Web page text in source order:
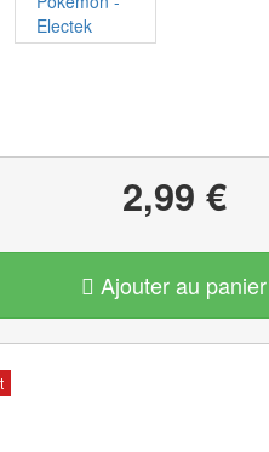
2,99 €
Ajouter au panier